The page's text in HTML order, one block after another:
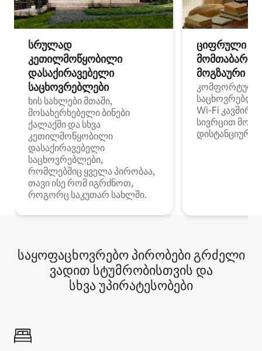
სრულად
კეთილმოწყობილი
დასაქირავებელი
საცხოვრებლები
ხის სახლები მთაში,
მოსახერხებელი ბინები
ქალაქში და სხვა
კეთილმოწყობილი
დასაქირავებელი
საცხოვრებლები,
რომლებშიც ყველა პირობაა,
თავი ისე რომ იგრძნოთ,
როგორც საკუთარ სახლში.
ციფრული
მოგზაური
კომფორტული
Wi‑Fi
სივრცით
დისტანციური
საყოფაცხოვრებო პირობები გრძელი
ვადით სტუმრობისთვის და
სხვა უპირატესობები